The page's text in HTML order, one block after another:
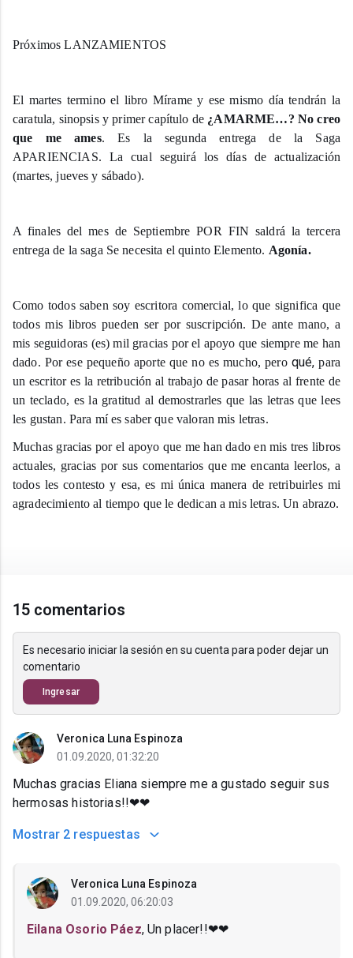
Próximos LANZAMIENTOS
El martes termino el libro Mírame y ese mismo día tendrán la
caratula, sinopsis y primer capítulo de ¿AMARME…? No creo
que me ames. Es la segunda entrega de la Saga
APARIENCIAS. La cual seguirá los días de actualización
(martes, jueves y sábado).
A finales del mes de Septiembre POR FIN saldrá la tercera
entrega de la saga Se necesita el quinto Elemento. Agonía.
Como todos saben soy escritora comercial, lo que significa que
todos mis libros pueden ser por suscripción. De ante mano, a
mis seguidoras (es) mil gracias por el apoyo que siempre me han
dado. Por ese pequeño aporte que no es mucho, pero qué, para
un escritor es la retribución al trabajo de pasar horas al frente de
un teclado, es la gratitud al demostrarles que las letras que lees
les gustan. Para mí es saber que valoran mis letras.
Muchas gracias por el apoyo que me han dado en mis tres libros
actuales, gracias por sus comentarios que me encanta leerlos, a
todos les contesto y esa, es mi única manera de retribuirles mi
agradecimiento al tiempo que le dedican a mis letras. Un abrazo.
15 comentarios
Es necesario iniciar la sesión en su cuenta para poder dejar un
comentario
Ingresar
Veronica Luna Espinoza
01.09.2020, 01:32:20
Muchas gracias Eliana siempre me a gustado seguir sus
hermosas historias!!❤❤
Mostrar 2 respuestas
Veronica Luna Espinoza
01.09.2020, 06:20:03
Eilana Osorio Páez, Un placer!!❤❤